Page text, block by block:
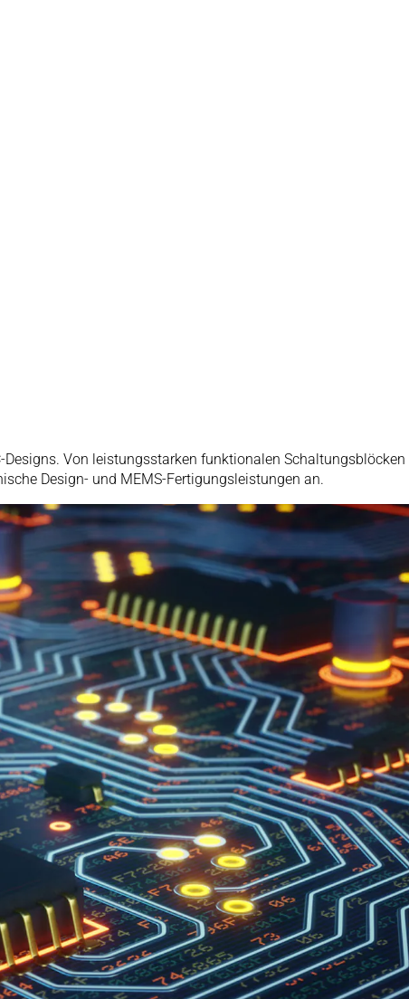
Von leistungsstarken funktionalen
Design- und MEMS-Fertigungsleistungen an.